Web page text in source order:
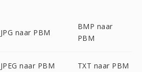
JPG naar PBM
BMP naar
PBM
JPEG naar PBM TXT naar PBM